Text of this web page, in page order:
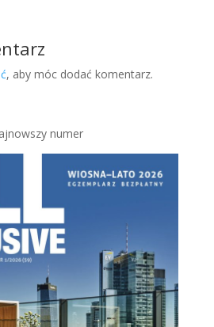
, aby móc dodać komentarz.
numer